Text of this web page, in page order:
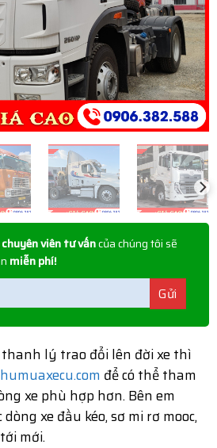
viên tư vấncủa chúng tôi sẽ
miễn phí!
lý trao đổi lên đời xe thì
để có thể tham
xe phù hợp hơn. Bên em
xe đầu kéo, sơ mi rơ mooc,
mới.